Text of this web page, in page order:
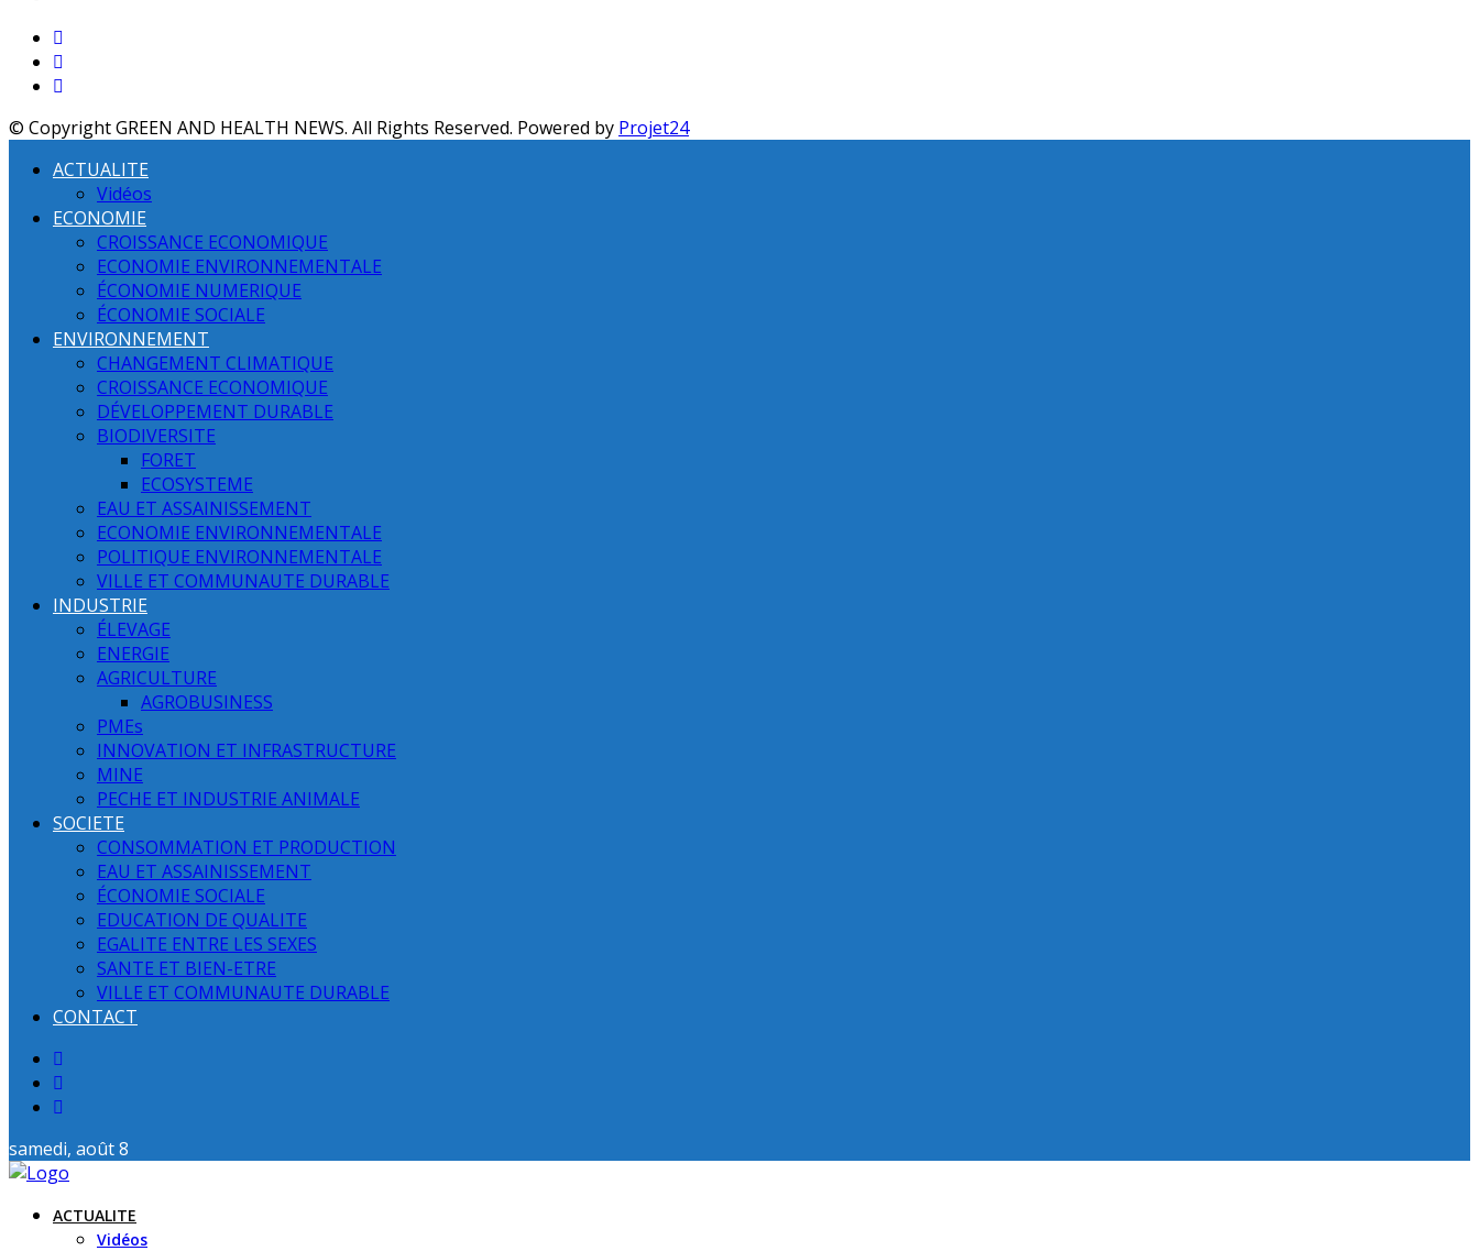
© Copyright GREEN AND HEALTH NEWS. All Rights Reserved. Powered by Projet24
ACTUALITE
Vidéos
ECONOMIE
CROISSANCE ECONOMIQUE
ECONOMIE ENVIRONNEMENTALE
ÉCONOMIE NUMERIQUE
ÉCONOMIE SOCIALE
ENVIRONNEMENT
CHANGEMENT CLIMATIQUE
CROISSANCE ECONOMIQUE
DÉVELOPPEMENT DURABLE
BIODIVERSITE
FORET
ECOSYSTEME
EAU ET ASSAINISSEMENT
ECONOMIE ENVIRONNEMENTALE
POLITIQUE ENVIRONNEMENTALE
VILLE ET COMMUNAUTE DURABLE
INDUSTRIE
ÉLEVAGE
ENERGIE
AGRICULTURE
AGROBUSINESS
PMEs
INNOVATION ET INFRASTRUCTURE
MINE
PECHE ET INDUSTRIE ANIMALE
SOCIETE
CONSOMMATION ET PRODUCTION
EAU ET ASSAINISSEMENT
ÉCONOMIE SOCIALE
EDUCATION DE QUALITE
EGALITE ENTRE LES SEXES
SANTE ET BIEN-ETRE
VILLE ET COMMUNAUTE DURABLE
CONTACT
samedi, août 8
ACTUALITE
Vidéos